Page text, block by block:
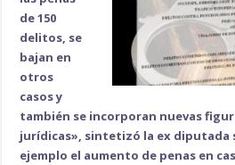
de 150
delitos, se
bajan en
otros
casos y
también se incorporan nuevas
jurídicas», sintetizó la ex diputada
ejemplo el aumento de penas en